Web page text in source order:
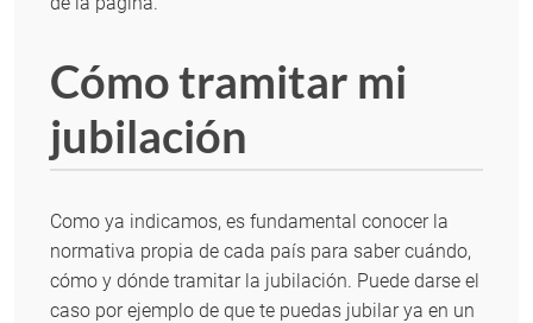
Cómo tramitar mi
jubilación
Como ya indicamos, es fundamental conocer la
normativa propia de cada país para saber cuándo,
cómo y dónde tramitar la jubilación. Puede darse el
caso por ejemplo de que te puedas jubilar ya en un